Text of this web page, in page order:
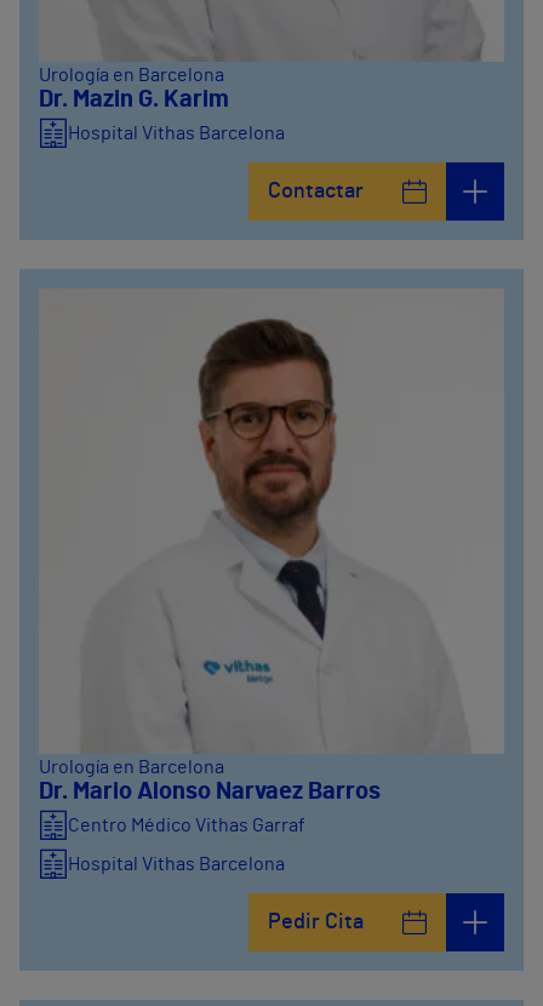
Urología en Barcelona
Dr. Mazin G. Karim
Hospital Vithas Barcelona
Contactar
Urología en Barcelona
Dr. Mario Alonso Narvaez Barros
Centro Médico Vithas Garraf
Hospital Vithas Barcelona
Pedir Cita